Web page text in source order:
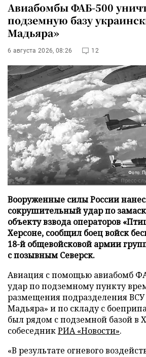
Авиабомбы ФАБ-500
подземную базу
Мадьяра»
6 августа 2026, 08:26 12
Фото:
Вооруженные силы России
сокрушительный удар по
объекту взвода операторов
Херсоне, сообщил боец войск
18-й общевойсковой армии
с позывным Северск.
Авиация с помощью авиабомб
удар по подземному пункту
размещения подразделения
Мадьяра» и по складу с
был рядом с подземной базой в
собеседникРИА «Новости».
«В результате огневого